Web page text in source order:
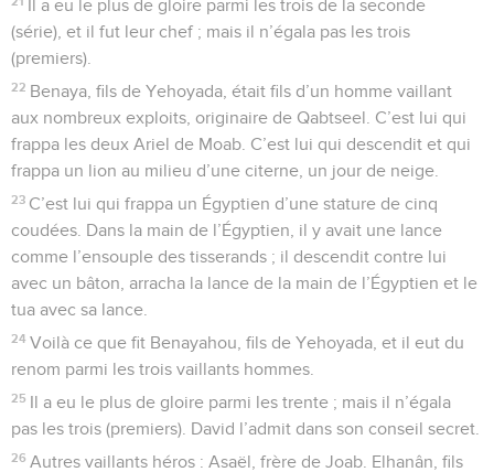
Il a eu le plus de gloire parmi les trois de la seconde
(série), et il fut leur chef ; mais il n’égala pas les trois
(premiers).
22 Benaya, fils de Yehoyada, était fils d’un homme vaillant
aux nombreux exploits, originaire de Qabtseel. C’est lui qui
frappa les deux Ariel de Moab. C’est lui qui descendit et qui
frappa un lion au milieu d’une citerne, un jour de neige.
23 C’est lui qui frappa un Égyptien d’une stature de cinq
coudées. Dans la main de l’Égyptien, il y avait une lance
comme l’ensouple des tisserands ; il descendit contre lui
avec un bâton, arracha la lance de la main de l’Égyptien et le
tua avec sa lance.
24 Voilà ce que fit Benayahou, fils de Yehoyada, et il eut du
renom parmi les trois vaillants hommes.
25 Il a eu le plus de gloire parmi les trente ; mais il n’égala
pas les trois (premiers). David l’admit dans son conseil secret.
26 Autres vaillants héros : Asaël, frère de Joab. Elhanân, fils